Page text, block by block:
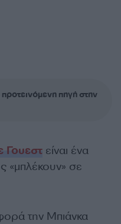
πηγή στην
Γουεστ είναι ένα
«μπλέκουν» σε
την Μπιάνκα